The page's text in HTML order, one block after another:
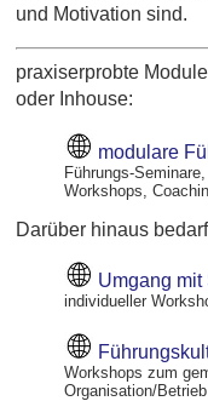
und Motivation sind.
praxiserprobte
oder Inhouse:
modulare
Führungs-
Workshops,
Darüber hinaus
Umgang mit
individueller
Workshops zum
Organisation/Betrieb